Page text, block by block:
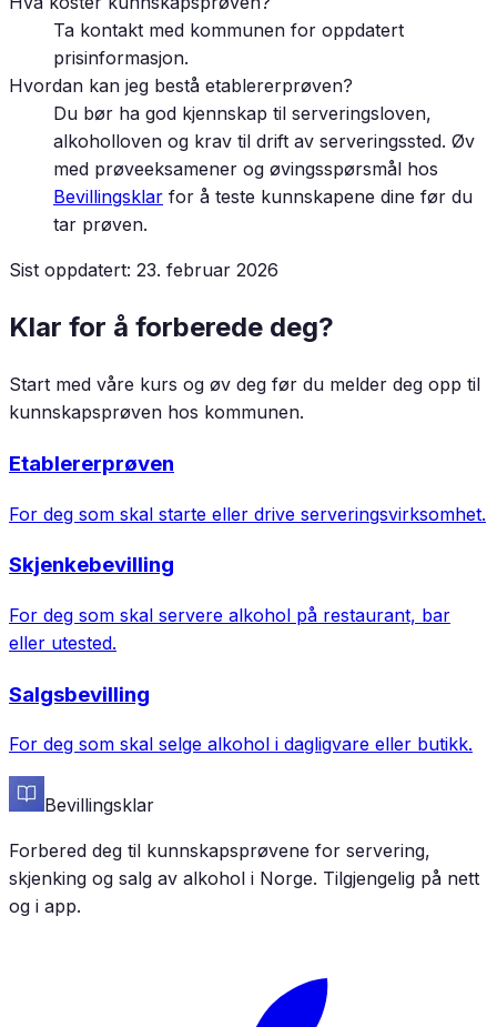
Ta kontakt med kommunen for oppdatert
prisinformasjon.
Hvordan kan jeg bestå etablererprøven?
Du bør ha god kjennskap til serveringsloven,
alkoholloven og krav til drift av serveringssted. Øv
med prøveeksamener og øvingsspørsmål hos
Bevillingsklar for å teste kunnskapene dine før du
tar prøven.
Sist oppdatert: 23. februar 2026
Klar for å forberede deg?
Start med våre kurs og øv deg før du melder deg opp til
kunnskapsprøven hos kommunen.
Etablererprøven
For deg som skal starte eller drive serveringsvirksomhet.
Skjenkebevilling
For deg som skal servere alkohol på restaurant, bar
eller utested.
Salgsbevilling
For deg som skal selge alkohol i dagligvare eller butikk.
Bevillingsklar
Forbered deg til kunnskapsprøvene for servering,
skjenking og salg av alkohol i Norge. Tilgjengelig på nett
og i app.